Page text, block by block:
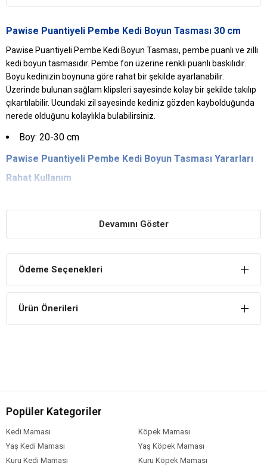
Pawise Puantiyeli Pembe Kedi Boyun Tasması 30 cm
Pawise Puantiyeli Pembe Kedi Boyun Tasması, pembe puanlı ve zilli
kedi boyun tasmasıdır. Pembe fon üzerine renkli puanlı baskılıdır.
Boyu kedinizin boynuna göre rahat bir şekilde ayarlanabilir.
Üzerinde bulunan sağlam klipsleri sayesinde kolay bir şekilde takılıp
çıkartılabilir. Ucundaki zil sayesinde kediniz gözden kaybolduğunda
nerede olduğunu kolaylıkla bulabilirsiniz.
Boy: 20-30 cm
Pawise Puantiyeli Pembe Kedi Boyun Tasması Yararları
Rahat Kullanım
hissi yaratmaz.
Estetik Kullanım Sunar
üretilmiştir. Alerji yapabilecek maddeler bulunmaz.
Devamını Göster
Ödeme Seçenekleri
Ürün Önerileri
Popüler Kategoriler
Kedi Maması
Köpek Maması
Yaş Kedi Maması
Yaş Köpek Maması
Kuru Kedi Maması
Kuru Köpek Maması